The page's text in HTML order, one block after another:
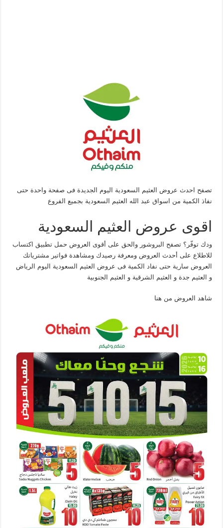
تصفح احدث عروض العثيم السعودية اليوم الجديدة فى صفحة واحدة حتى
نفاذ الكمية من اسواق عبد الله العثيم السعودية بجميع الفروع
اقوى عروض العثيم السعودية
ودك توفّر؟ تصفح البروشور والحق على أقوى العروض حمل تطبيق اكتساب
للاطلاع على أحدث العروض ومعرفة رصيدك ومشاهدة فواتير مشترياتك
العروض سارية حتى نفاد الكمية فى عروض العثيم السعودية اليوم الرياض
و العثيم جدة و العثيم الشرقية و العثيم الجنوبية
شاهد العروض من هنا